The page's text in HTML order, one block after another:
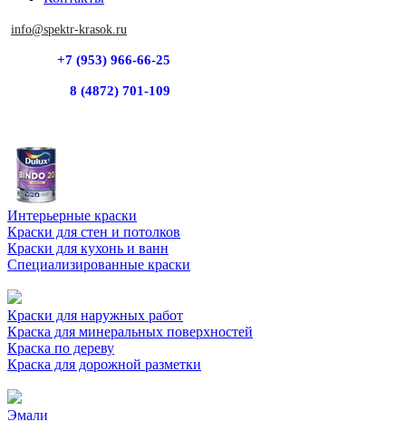
info@spektr-krasok.ru
+7 (953) 966-66-25
8 (4872) 701-109
Интерьерные краски
Краски для стен и потолков
Краски для кухонь и ванн
Специализированные краски
Краски для наружных работ
Краска для минеральных поверхностей
Краска по дереву
Краска для дорожной разметки
Эмали